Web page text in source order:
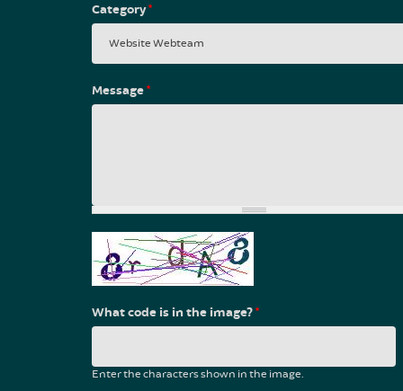
Category*
Message*
What code is in the image?*
Enter the characters shown in the image.